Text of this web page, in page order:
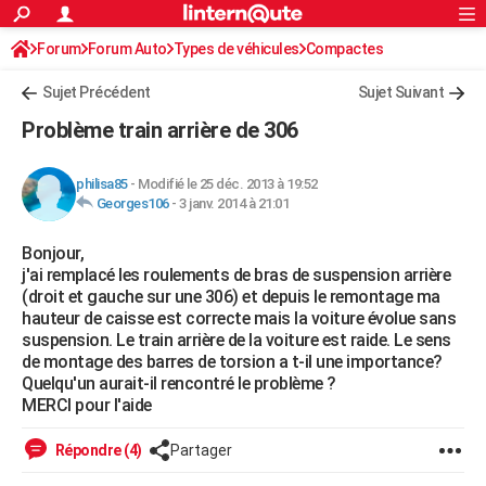
ACTUALITÉS
Politique
Société
Faits Divers
Education
Monde
Villes
+
Retraite
Impôts
Epargne
Immobilier
Risques naturels par ville
Banque
Assurance
Crédit
AUTO
HIGH-TECH
Mobiles
Meilleur smartphone
Internet
Ordinateurs
Jeux vidéo
Guide high-tech
+BRICOLAGE
Forum
Aménagement intérieur
Extérieur
Cuisine
Salle de bains
Jardinage
Rangement
WEEK-END
Guides de France
Escapades
Patrimoine
Expositions
Musées
Week-end nature
+LIFESTYLE
Art de vivre
Modes de vie
Alimentation
Guide de la santé
Maladies
Médicaments
Sommeil
Rechercher
S'inscrire
Connexion
Forum Forum Auto Types de véhicules Compactes
Sujet Précédent Sujet Suivant
Problème train arrière de 306
philisa85- Modifié le 25 déc. 2013 à 19:52
Georges106- 3 janv. 2014 à 21:01
Bonjour,
j'ai remplacé les roulements de bras de suspension arrière
(droit et gauche sur une 306) et depuis le remontage ma
hauteur de caisse est correcte mais la voiture évolue sans
suspension. Le train arrière de la voiture est raide. Le sens
de montage des barres de torsion a t-il une importance?
Quelqu'un aurait-il rencontré le problème ?
MERCI pour l'aide
Répondre (4) Partager